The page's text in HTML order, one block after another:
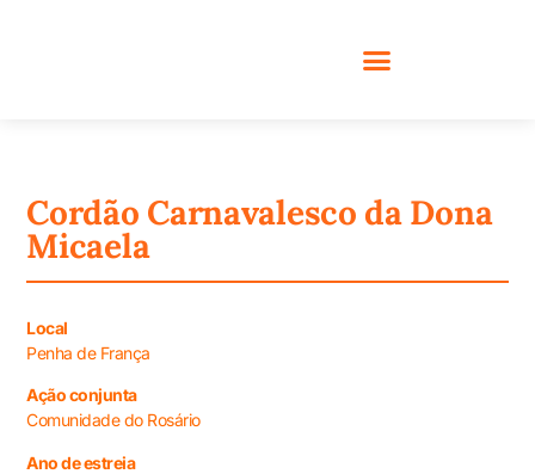
Cordão Carnavalesco da Dona
Micaela
Local
Penha de França
Ação conjunta
Comunidade do Rosário
Ano de estreia